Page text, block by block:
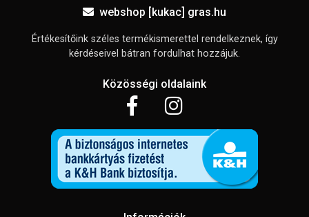
webshop [kukac] gras.hu
Értékesítőink széles termékismerettel rendelkeznek, így
kérdéseivel bátran fordulhat hozzájuk.
Közösségi oldalaink